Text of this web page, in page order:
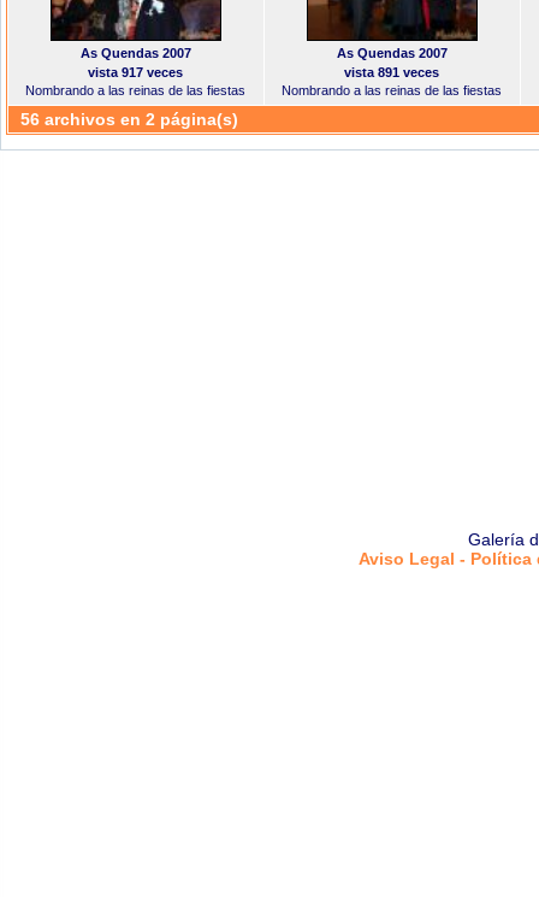
As Quendas 2007
vista 917 veces
Nombrando a las reinas de las fiestas
As Quendas 2007
vista 891 veces
Nombrando a las reinas de las fiestas
56 archivos en 2 página(s)
Galería
Aviso Legal -